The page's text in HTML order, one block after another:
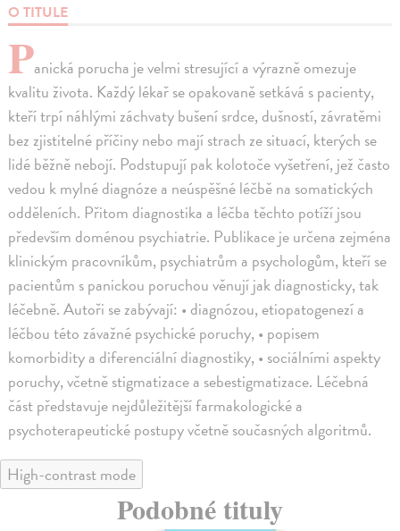
O TITULE
Panická porucha je velmi stresující a výrazně omezuje
kvalitu života. Každý lékař se opakovaně setkává s pacienty,
kteří trpí náhlými záchvaty bušení srdce, dušností, závratěmi
bez zjistitelné příčiny nebo mají strach ze situací, kterých se
lidé běžně nebojí. Podstupují pak kolotoče vyšetření, jež často
vedou k mylné diagnóze a neúspěšné léčbě na somatických
odděleních. Přitom diagnostika a léčba těchto potíží jsou
především doménou psychiatrie. Publikace je určena zejména
klinickým pracovníkům, psychiatrům a psychologům, kteří se
pacientům s panickou poruchou věnují jak diagnosticky, tak
léčebně. Autoři se zabývají: • diagnózou, etiopatogenezí a
léčbou této závažné psychické poruchy, • popisem
komorbidity a diferenciální diagnostiky, • sociálními aspekty
poruchy, včetně stigmatizace a sebestigmatizace. Léčebná
část představuje nejdůležitější farmakologické a
psychoterapeutické postupy včetně současných algoritmů.
High-contrast mode
Podobné tituly